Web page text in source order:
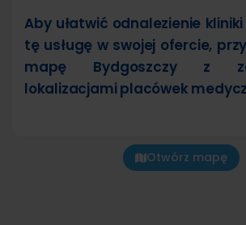
Aby ułatwić odnalezienie
tę usługę w swojej ofercie,
mapę Bydgoszczy z
lokalizacjami placówek
Otwórz mapę